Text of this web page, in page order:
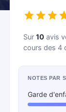
Sur 10 avis
cours des 4
NOTES PAR
Garde